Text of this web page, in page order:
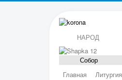
НАРОД
Собор
Главная
Литургия